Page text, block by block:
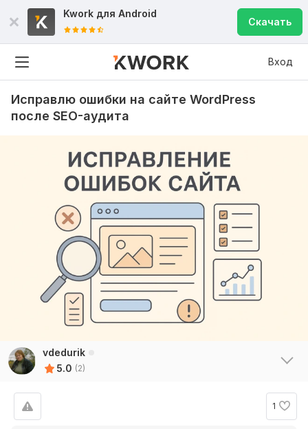
Kwork для Android
Скачать
Вход
Исправлю ошибки на сайте WordPress
после SEO-аудита
vdedurik
5.0 (2)
1